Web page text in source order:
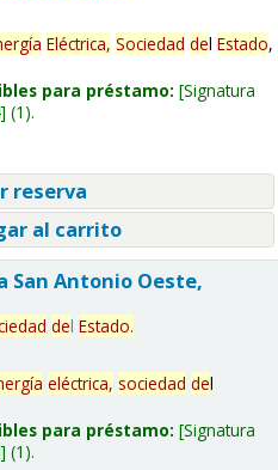
Eléctrica, Sociedad del Estado,
para préstamo: Signatura
(1).
reserva
al carrito
Antonio Oeste,
del Estado.
eléctrica, sociedad del
para préstamo: Signatura
(1).